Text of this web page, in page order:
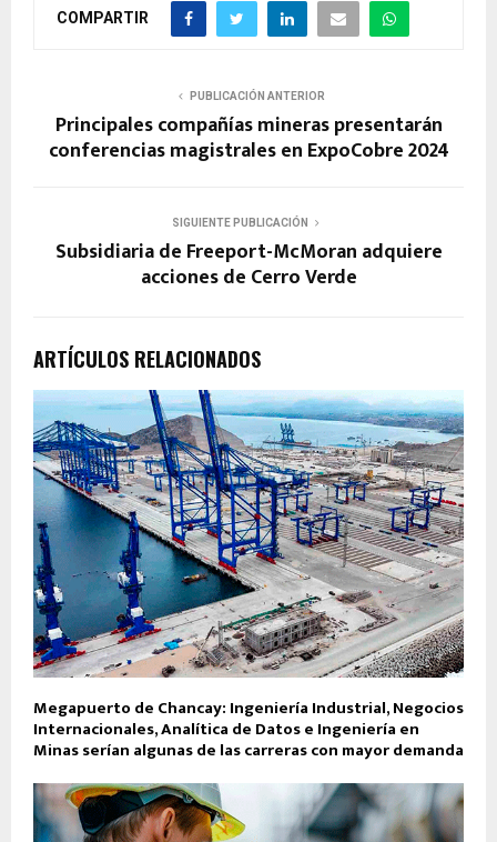
COMPARTIR
PUBLICACIÓN ANTERIOR
Principales compañías mineras presentarán
conferencias magistrales en ExpoCobre 2024
SIGUIENTE PUBLICACIÓN
Subsidiaria de Freeport-McMoran adquiere
acciones de Cerro Verde
ARTÍCULOS RELACIONADOS
Megapuerto de Chancay: Ingeniería Industrial, Negocios
Internacionales, Analítica de Datos e Ingeniería en
Minas serían algunas de las carreras con mayor demanda